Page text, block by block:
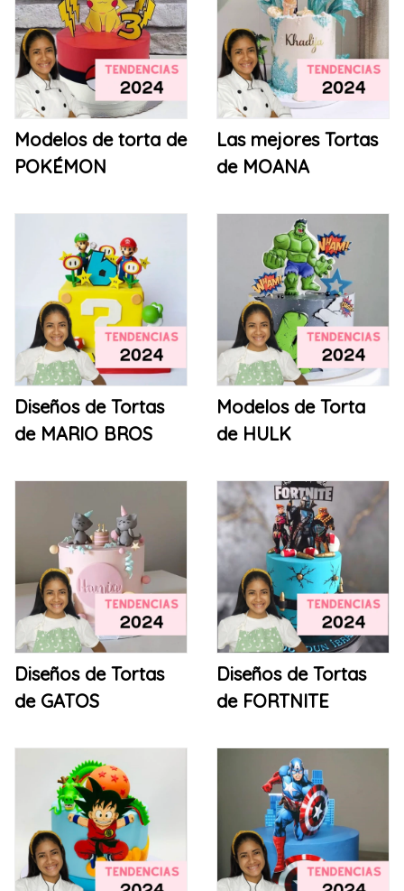
Modelos de torta de
POKÉMON
Las mejores Tortas
de MOANA
Diseños de Tortas
de MARIO BROS
Modelos de Torta
de HULK
Diseños de Tortas
de GATOS
Diseños de Tortas
de FORTNITE